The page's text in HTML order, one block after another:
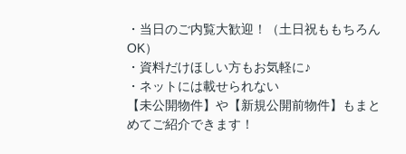
・当日のご内覧大歓迎！（土日祝ももちろん
OK）
・資料だけほしい方もお気軽に♪
・ネットには載せられない
【未公開物件】や【新規公開前物件】もまと
めてご紹介できます！